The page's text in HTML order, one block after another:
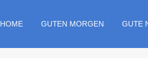
HOME GUTEN MORGEN GUTE